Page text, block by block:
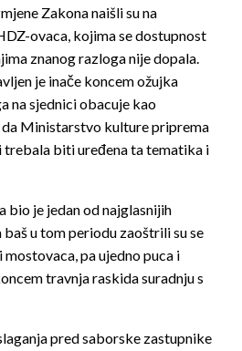
Zakona naišli su na
ovaca, kojima se dostupnost
znanog razloga nije dopala.
je inače koncem ožujka
na sjednici obacuje kao
Ministarstvo kulture priprema
biti uređena ta tematika i
je jedan od najglasnijih
u tom periodu zaoštrili su se
pa ujedno puca i
travnja raskida suradnju s
pred saborske zastupnike